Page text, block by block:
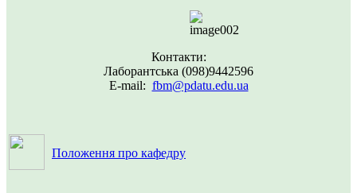
Контакти:
Лаборантська (098)9442596
Е-mail: fbm@pdatu.edu.ua
Положення про кафедру